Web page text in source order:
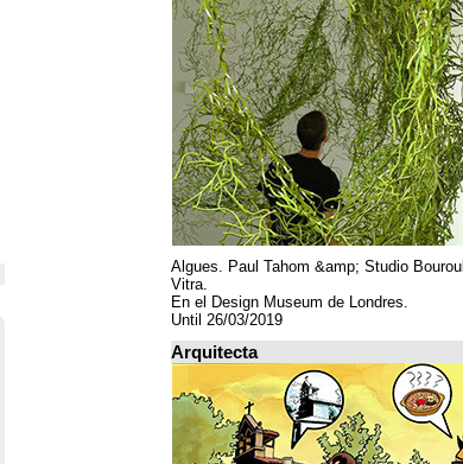
Algues. Paul Tahom &amp; Studio
Vitra.
En el Design Museum de Londres.
Until 26/03/2019
Arquitecta